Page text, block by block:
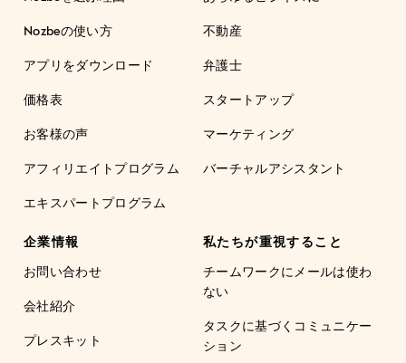
Nozbeの使い方
アプリをダウンロード
価格表
お客様の声
アフィリエイトプログラム
エキスパートプログラム
不動産
弁護士
スタートアップ
マーケティング
バーチャルアシスタント
企業情報
お問い合わせ
会社紹介
プレスキット
私たちが重視すること
チームワークにメールは使わ
ない
タスクに基づくコミュニケー
ション